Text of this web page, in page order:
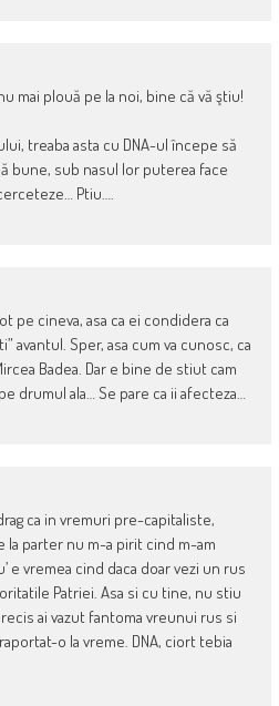
mai plouă pe la noi, bine că vă ştiu!
treaba asta cu DNA-ul începe să
bune, sub nasul lor puterea face
Ptiu….
pe cineva, asa ca ei condidera ca
avantul. Sper, asa cum va cunosc, ca
Badea. Dar e bine de stiut cam
drumul ala… Se pare ca ii afecteza…
ca in vremuri pre-capitaliste,
la parter nu m-a pirit cind m-am
e vremea cind daca doar vezi un rus
Patriei. Asa si cu tine, nu stiu
ai vazut fantoma vreunui rus si
o la vreme. DNA, ciort tebia